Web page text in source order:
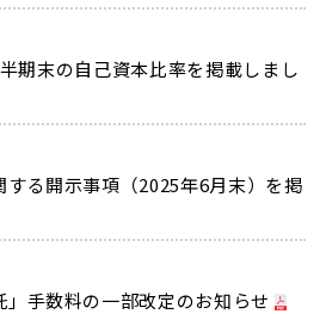
期末の自己資本比率を掲載しまし
する開示事項（2025年6月末）を掲
」手数料の一部改定のお知らせ